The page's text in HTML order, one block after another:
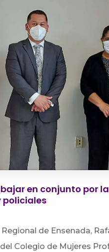
en conjunto por
policiales
Regional de Ensenada,
Colegio de Mujeres